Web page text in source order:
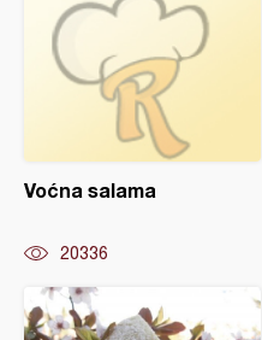
Voćna salama
20336